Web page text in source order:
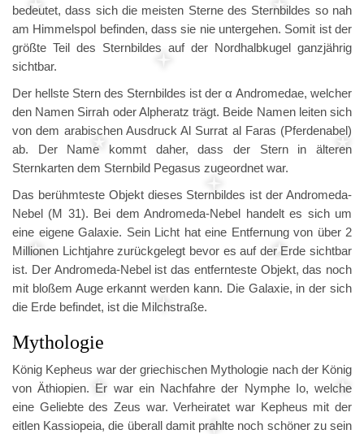
bedeutet, dass sich die meisten Sterne des Sternbildes so nah
am Himmelspol befinden, dass sie nie untergehen. Somit ist der
größte Teil des Sternbildes auf der Nordhalbkugel ganzjährig
sichtbar.
Der hellste Stern des Sternbildes ist der α Andromedae, welcher
den Namen Sirrah oder Alpheratz trägt. Beide Namen leiten sich
von dem arabischen Ausdruck Al Surrat al Faras (Pferdenabel)
ab. Der Name kommt daher, dass der Stern in älteren
Sternkarten dem Sternbild Pegasus zugeordnet war.
Das berühmteste Objekt dieses Sternbildes ist der Andromeda-
Nebel (M 31). Bei dem Andromeda-Nebel handelt es sich um
eine eigene Galaxie. Sein Licht hat eine Entfernung von über 2
Millionen Lichtjahre zurückgelegt bevor es auf der Erde sichtbar
ist. Der Andromeda-Nebel ist das entfernteste Objekt, das noch
mit bloßem Auge erkannt werden kann. Die Galaxie, in der sich
die Erde befindet, ist die Milchstraße.
Mythologie
König Kepheus war der griechischen Mythologie nach der König
von Äthiopien. Er war ein Nachfahre der Nymphe Io, welche
eine Geliebte des Zeus war. Verheiratet war Kepheus mit der
eitlen Kassiopeia, die überall damit prahlte noch schöner zu sein